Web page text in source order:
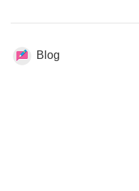
Blog